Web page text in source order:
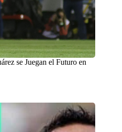
se Juegan el Futuro en